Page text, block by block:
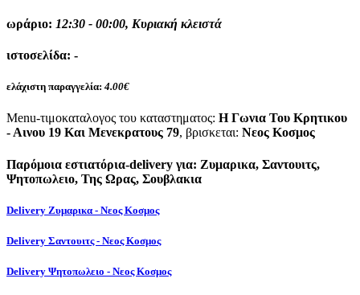
ωράριο: 12:30 - 00:00, Κυριακή κλειστά
ιστοσελίδα: -
ελάχιστη παραγγελία: 4.00€
Menu-τιμοκαταλογος του καταστηματος: Η Γωνια Του Κρητικου
- Αινου 19 Και Μενεκρατους 79, βρισκεται: Νεος Κοσμος
Παρόμοια εστιατόρια-delivery για: Ζυμαρικα, Σαντουιτς,
Ψητοπωλειο, Της Ωρας, Σουβλακια
Delivery Ζυμαρικα - Νεος Κοσμος
Delivery Σαντουιτς - Νεος Κοσμος
Delivery Ψητοπωλειο - Νεος Κοσμος